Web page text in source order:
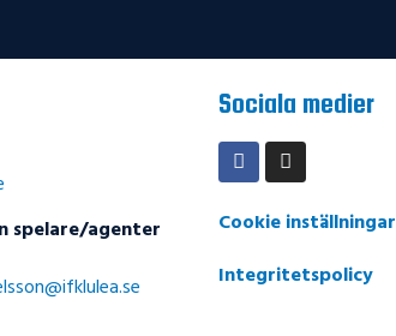
spelare/agenter
Sociala medier
Cookie inställningar
Integritetspolicy